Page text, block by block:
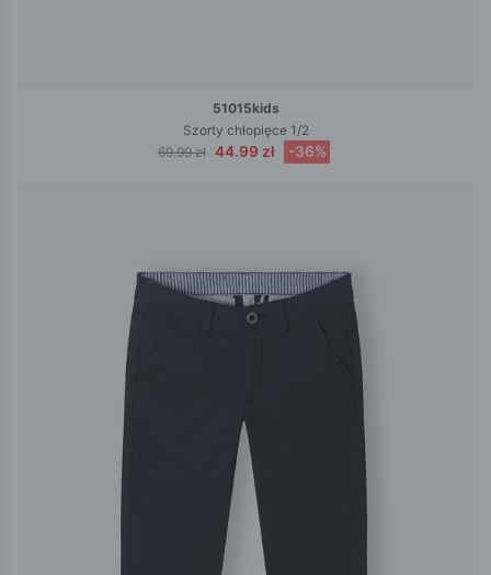
51015kids
Szorty chłopięce 1/2
69.99 zł 44.99 zł -36%